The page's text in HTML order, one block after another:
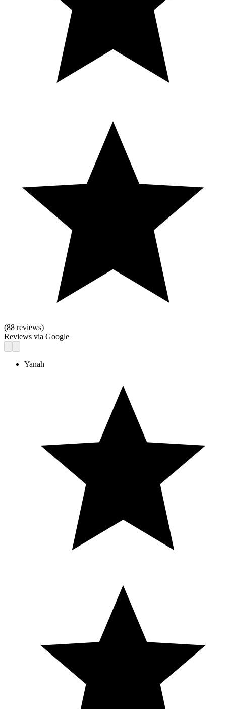
(88 reviews)
Reviews via Google
Yanah